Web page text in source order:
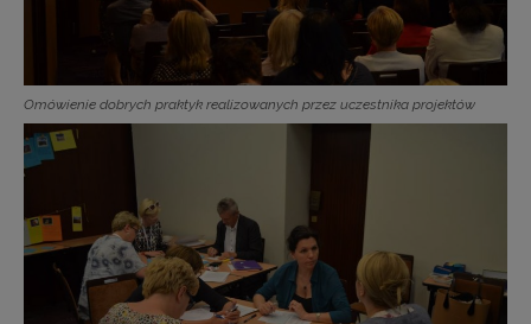
Omówienie dobrych praktyk realizowanych przez uczestnika projektów